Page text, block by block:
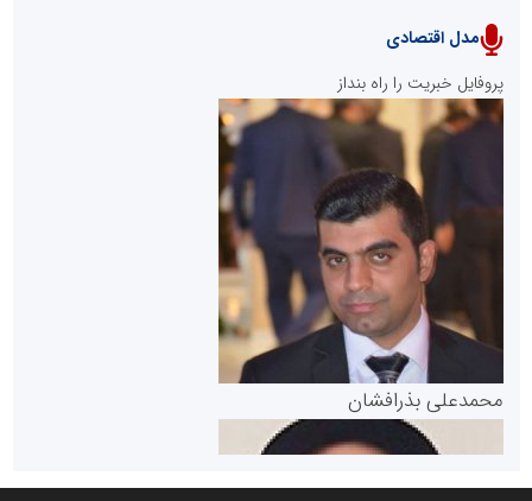
پایگاه خبری نهضت ملی مسکن
پایگاه خبری گفتمان یزد
سازمان بورس و اوراق بهادار
مرجع اخبار موثق در بازارسرمایه
مدل اقتصادی
پروفایل خبریت را راه بنداز
محمدعلی بذرافشان